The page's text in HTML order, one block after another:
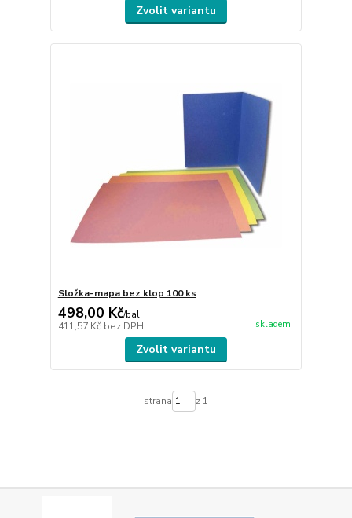
Zvolit variantu
Složka-mapa bez klop 100 ks
498,00 Kč/bal
411,57 Kč bez DPH skladem
Zvolit variantu
strana z 1